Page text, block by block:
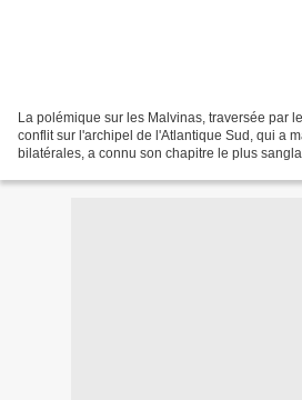
La polémique sur les Malvinas, traversée par
conflit sur l'archipel de l'Atlantique Sud, qui a
bilatérales, a connu son chapitre le plus